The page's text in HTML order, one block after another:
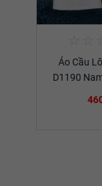
Áo Cầu
D1190